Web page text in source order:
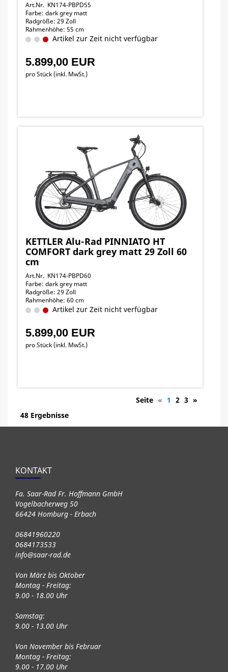
Art.Nr. KN174-PBPD55
Farbe: dark grey matt
Radgröße: 29 Zoll
Rahmenhöhe: 55 cm
Artikel zur Zeit nicht verfügbar
5.899,00 EUR
pro Stück (inkl. MwSt.)
KETTLER Alu-Rad PINNIATO HT
COMFORT dark grey matt 29 Zoll 60
cm
Art.Nr. KN174-PBPD60
Farbe: dark grey matt
Radgröße: 29 Zoll
Rahmenhöhe: 60 cm
Artikel zur Zeit nicht verfügbar
5.899,00 EUR
pro Stück (inkl. MwSt.)
Seite « 1 2 3 »
48 Ergebnisse
KONTAKT
Fa. Saar-Rad Fr. Hoffmann GmbH
Vogelbacherweg 50
66424 Homburg - Erbach
06841960220
0684173533
info@saar-rad.de
Von März bis Oktober
Montag - Freitag:
9.00 - 18.00 Uhr
Samstag:
9.00 - 13.00 Uhr
Von November bis Februar
Montag - Freitag:
9.00 - 17.00 Uhr